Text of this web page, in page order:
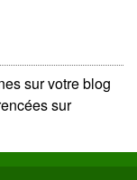
sur votre blog
sur